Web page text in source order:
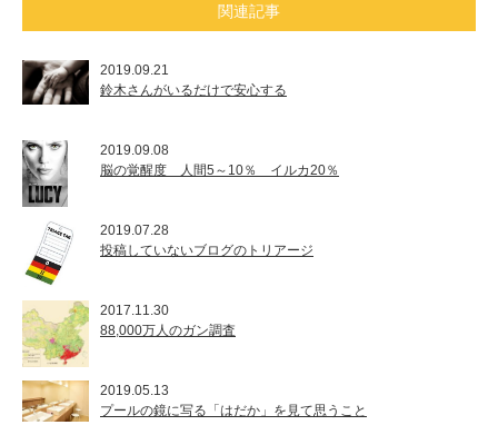
関連記事
2019.09.21
鈴木さんがいるだけで安心する
2019.09.08
脳の覚醒度 人間5～10％ イルカ20％
2019.07.28
投稿していないブログのトリアージ
2017.11.30
88,000万人のガン調査
2019.05.13
プールの鏡に写る「はだか」を見て思うこと